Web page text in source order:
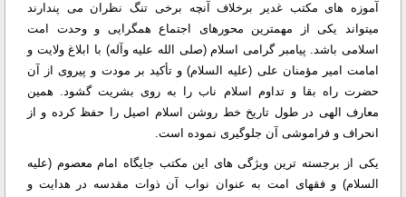
آموزه های مکتب غدیر برخلاف آنچه برخی تنگ نظران می پندارند
میتواند یکی از مهمترین محورهای اجتماع همگرایی و وحدت امت
اسلامی باشد. پیامبر گرامی اسلام (صلی الله علیه وآله) با ابلاغ ولایت و
امامت امیر مؤمنان علی (علیه السلام) و تأکید بر مودت و پیروی از آن
حضرت راه بقا و تداوم اسلام ناب را به روی بشریت گشود. همین
معارف الهی در طول تاریخ خط روشن اسلام اصیل را حفظ کرده و از
انحراف و فراموشی آن جلوگیری نموده است.
یکی از برجسته ترین ویژگی های این مکتب جایگاه امام معصوم (علیه
السلام) و فقهای امت به عنوان نواب آن ذوات مقدسه در هدایت و